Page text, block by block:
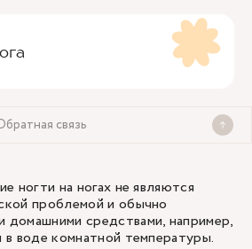
связь
ногти на ногах не являются
проблемой и обычно
средствами, например,
в воде комнатной температуры.